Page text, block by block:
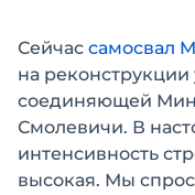
Сейчас самосвал
на реконструкции
соединяющей
Смолевичи. В
интенсивность
высокая. Мы